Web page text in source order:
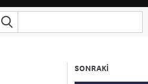
SONRAKİ